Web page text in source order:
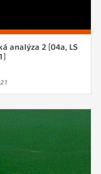
analýza 2 [04a, LS